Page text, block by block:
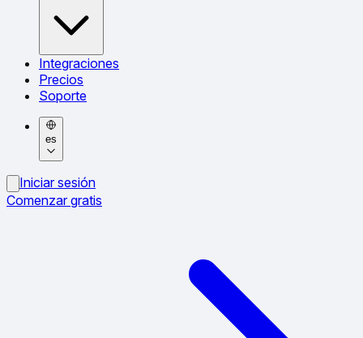
Integraciones
Precios
Soporte
es
Iniciar sesión
Comenzar gratis